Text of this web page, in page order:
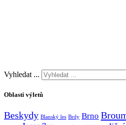
Vyhledat ...
Oblasti výletů
Beskydy Blanský les Brdy Brno